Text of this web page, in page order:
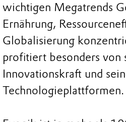
wichtigen Megatrends
Ernährung,
Globalisierung
profitiert besonders von
Innovationskraft und
Technologieplattformen.